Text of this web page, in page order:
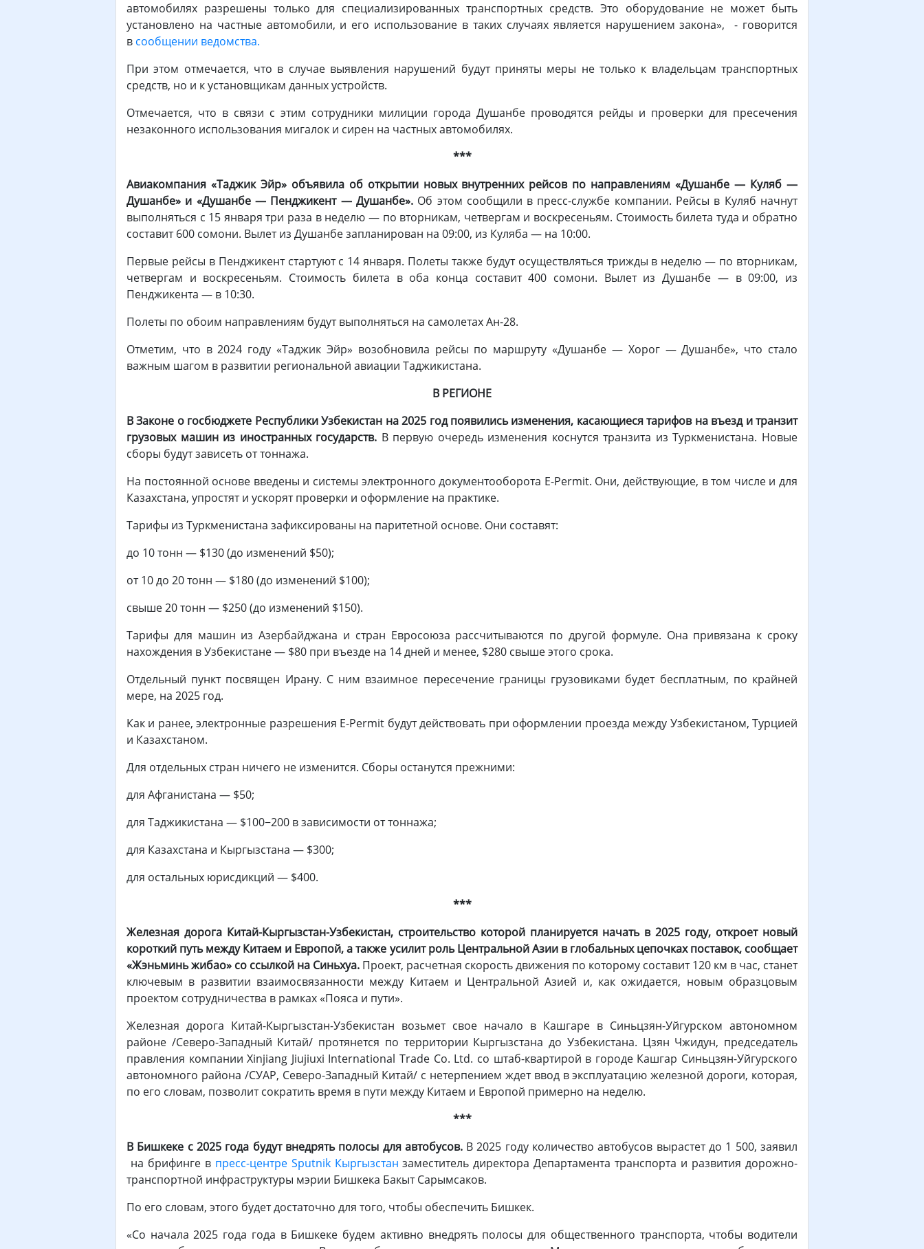
автомобилях разрешены только для специализированных транспортных средств. Это оборудование не может быть
установлено на частные автомобили, и его использование в таких случаях является нарушением закона», - говорится
в сообщении ведомства.
При этом отмечается, что в случае выявления нарушений будут приняты меры не только к владельцам транспортных
средств, но и к установщикам данных устройств.
Отмечается, что в связи с этим сотрудники милиции города Душанбе проводятся рейды и проверки для пресечения
незаконного использования мигалок и сирен на частных автомобилях.
***
Авиакомпания «Таджик Эйр» объявила об открытии новых внутренних рейсов по направлениям «Душанбе — Куляб —
Душанбе» и «Душанбе — Пенджикент — Душанбе».Об этом сообщили в пресс-службе компании. Рейсы в Куляб начнут
выполняться с 15 января три раза в неделю — по вторникам, четвергам и воскресеньям. Стоимость билета туда и обратно
составит 600 сомони. Вылет из Душанбе запланирован на 09:00, из Куляба — на 10:00.
Первые рейсы в Пенджикент стартуют с 14 января. Полеты также будут осуществляться трижды в неделю — по вторникам,
четвергам и воскресеньям. Стоимость билета в оба конца составит 400 сомони. Вылет из Душанбе — в 09:00, из
Пенджикента — в 10:30.
Полеты по обоим направлениям будут выполняться на самолетах Ан-28.
Отметим, что в 2024 году «Таджик Эйр» возобновила рейсы по маршруту «Душанбе — Хорог — Душанбе», что стало
важным шагом в развитии региональной авиации Таджикистана.
В РЕГИОНЕ
В Законе о госбюджете Республики Узбекистан на 2025 год появились изменения, касающиеся тарифов на въезд и транзит
грузовых машин из иностранных государств. В первую очередь изменения коснутся транзита из Туркменистана. Новые
сборы будут зависеть от тоннажа.
На постоянной основе введены и системы электронного документооборота E-Permit. Они, действующие, в том числе и для
Казахстана, упростят и ускорят проверки и оформление на практике.
Тарифы из Туркменистана зафиксированы на паритетной основе. Они составят:
до 10 тонн — $130 (до изменений $50);
от 10 до 20 тонн — $180 (до изменений $100);
свыше 20 тонн — $250 (до изменений $150).
Тарифы для машин из Азербайджана и стран Евросоюза рассчитываются по другой формуле. Она привязана к сроку
нахождения в Узбекистане — $80 при въезде на 14 дней и менее, $280 свыше этого срока.
Отдельный пункт посвящен Ирану. С ним взаимное пересечение границы грузовиками будет бесплатным, по крайней
мере, на 2025 год.
Как и ранее, электронные разрешения E-Permit будут действовать при оформлении проезда между Узбекистаном, Турцией
и Казахстаном.
Для отдельных стран ничего не изменится. Сборы останутся прежними:
для Афганистана — $50;
для Таджикистана — $100−200 в зависимости от тоннажа;
для Казахстана и Кыргызстана — $300;
для остальных юрисдикций — $400.
***
Железная дорога Китай-Кыргызстан-Узбекистан, строительство которой планируется начать в 2025 году, откроет новый
короткий путь между Китаем и Европой, а также усилит роль Центральной Азии в глобальных цепочках поставок, сообщает
«Жэньминь жибао» со ссылкой на Синьхуа. Проект, расчетная скорость движения по которому составит 120 км в час, станет
ключевым в развитии взаимосвязанности между Китаем и Центральной Азией и, как ожидается, новым образцовым
проектом сотрудничества в рамках «Пояса и пути».
Железная дорога Китай-Кыргызстан-Узбекистан возьмет свое начало в Кашгаре в Синьцзян-Уйгурском автономном
районе /Северо-Западный Китай/ протянется по территории Кыргызстана до Узбекистана. Цзян Чжидун, председатель
правления компании Xinjiang Jiujiuxi International Trade Co. Ltd. со штаб-квартирой в городе Кашгар Синьцзян-Уйгурского
автономного района /СУАР, Северо-Западный Китай/ с нетерпением ждет ввод в эксплуатацию железной дороги, которая,
по его словам, позволит сократить время в пути между Китаем и Европой примерно на неделю.
***
В Бишкеке с 2025 года будут внедрять полосы для автобусов.В 2025 году количество автобусов вырастет до 1 500, заявил
на брифинге в пресс-центре Sputnik Кыргызстан заместитель директора Департамента транспорта и развития дорожно-
транспортной инфраструктуры мэрии Бишкека Бакыт Сарымсаков.
По его словам, этого будет достаточно для того, чтобы обеспечить Бишкек.
«Со начала 2025 года года в Бишкеке будем активно внедрять полосы для общественного транспорта, чтобы водители